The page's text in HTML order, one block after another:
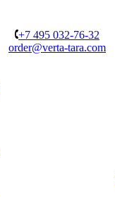
+7 495 032-76-32
order@verta-tara.com